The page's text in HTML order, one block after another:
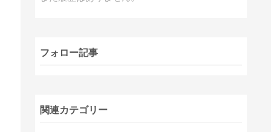
フォロー記事
関連カテゴリー